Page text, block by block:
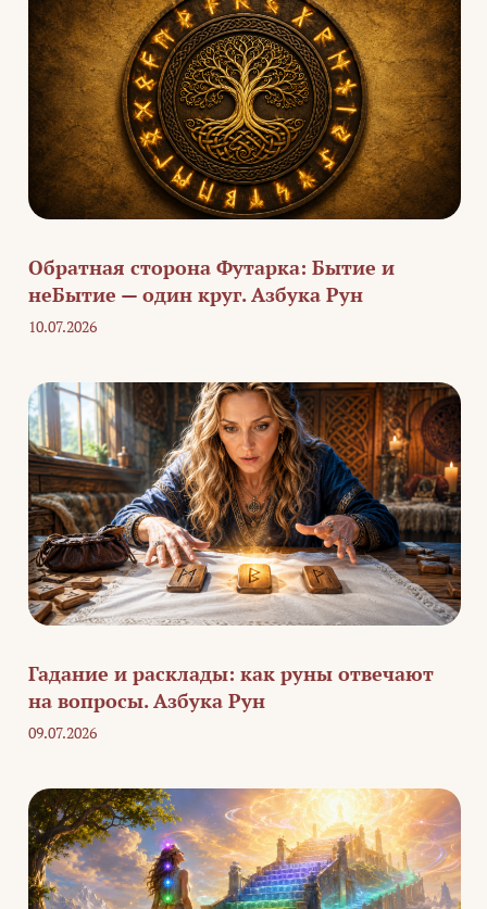
Обратная сторона Футарка: Бытие и
неБытие — один круг. Азбука Рун
10.07.2026
Гадание и расклады: как руны отвечают
на вопросы. Азбука Рун
09.07.2026